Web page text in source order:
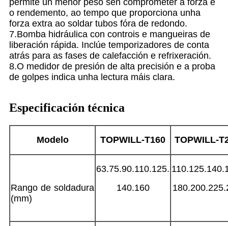
o rendemento, ao tempo que proporciona unha
forza extra ao soldar tubos fóra de redondo.
7.Bomba hidráulica con controis e mangueiras de
liberación rápida. Inclúe temporizadores de conta
atrás para as fases de calefacción e refrixeración.
8.O medidor de presión de alta precisión e a proba
de golpes indica unha lectura máis clara.
Especificación técnica
Modelo TOPWILL-T160 TOPWILL-T
Rango de soldadura
(mm)
63.75.90.110.125.
140.160